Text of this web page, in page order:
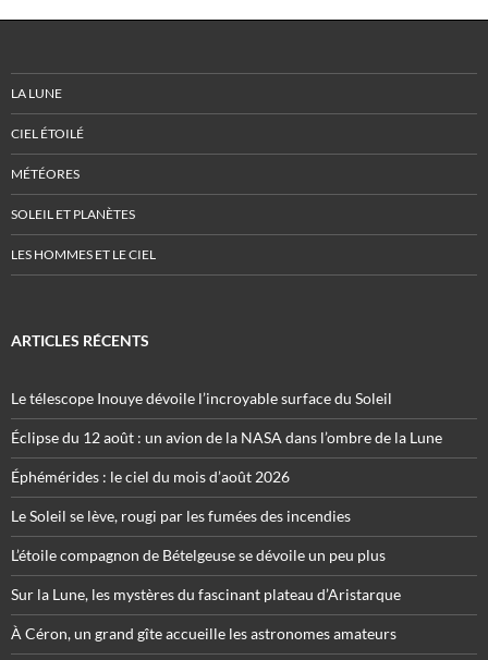
LA LUNE
CIEL ÉTOILÉ
MÉTÉORES
SOLEIL ET PLANÈTES
LES HOMMES ET LE CIEL
ARTICLES RÉCENTS
Le télescope Inouye dévoile l’incroyable surface du Soleil
Éclipse du 12 août : un avion de la NASA dans l’ombre de la Lune
Éphémérides : le ciel du mois d’août 2026
Le Soleil se lève, rougi par les fumées des incendies
L’étoile compagnon de Bételgeuse se dévoile un peu plus
Sur la Lune, les mystères du fascinant plateau d’Aristarque
À Céron, un grand gîte accueille les astronomes amateurs